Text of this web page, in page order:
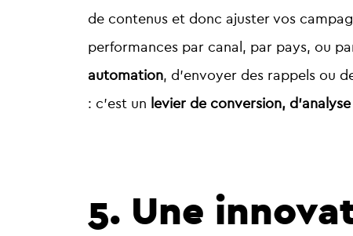
de contenus et donc ajuster vos
performances par canal, par pays, ou
automation, d’envoyer des rappels ou
: c’est un levier de conversion,
5. Une